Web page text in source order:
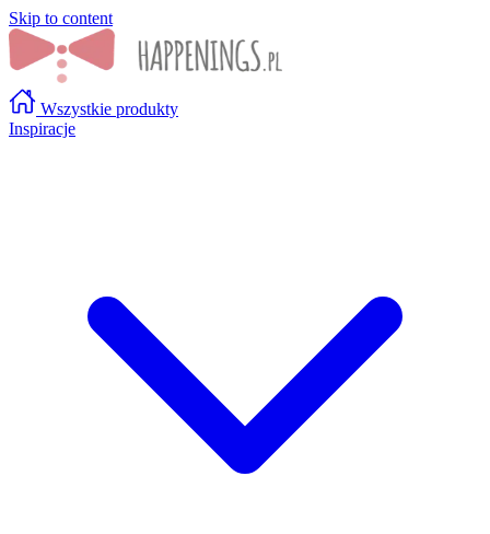
Skip to content
Wszystkie produkty
Inspiracje